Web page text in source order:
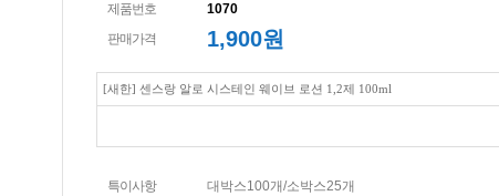
제품번호
1070
판매가격
1,900원
[새한] 센스랑 알로 시스테인 웨이브 로션 1,2제 100ml
특이사항 대박스100개/소박스25개